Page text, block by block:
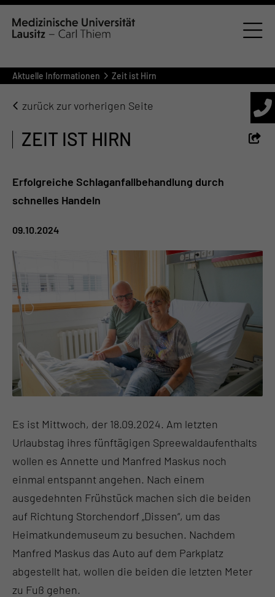
Aktuelle Informationen Zeit ist Hirn
zurück zur vorherigen Seite
ZEIT IST HIRN
Erfolgreiche Schlaganfallbehandlung durch
schnelles Handeln
09.10.2024
Es ist Mittwoch, der 18.09.2024. Am letzten
Urlaubstag ihres fünftägigen Spreewaldaufenthalts
wollen es Annette und Manfred Maskus noch
einmal entspannt angehen. Nach einem
ausgedehnten Frühstück machen sich die beiden
auf Richtung Storchendorf „Dissen“, um das
Heimatkundemuseum zu besuchen. Nachdem
Manfred Maskus das Auto auf dem Parkplatz
abgestellt hat, wollen die beiden die letzten Meter
zu Fuß gehen.